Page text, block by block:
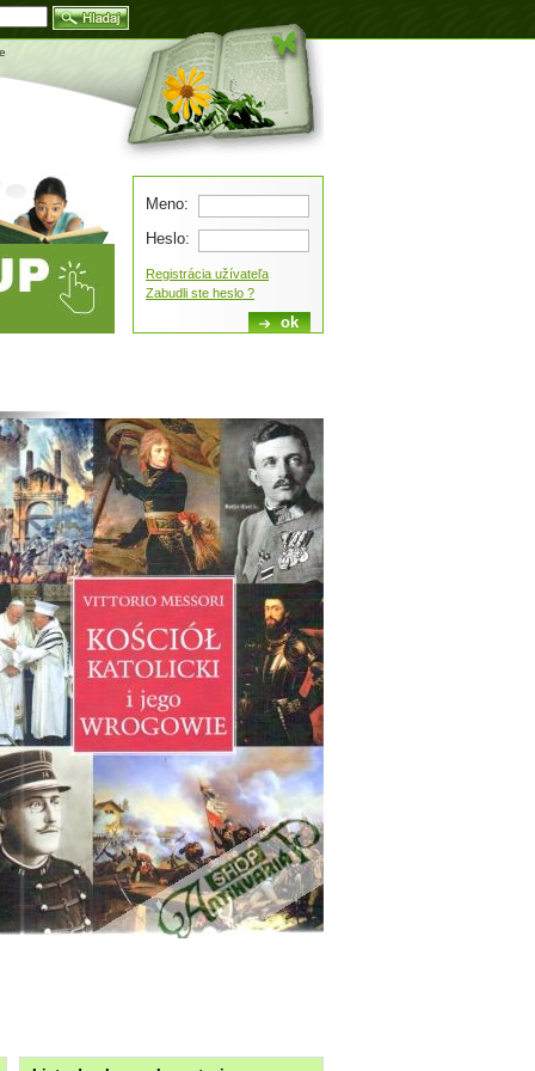
Meno:
Heslo:
Registrácia užívateľa
Zabudli ste heslo ?